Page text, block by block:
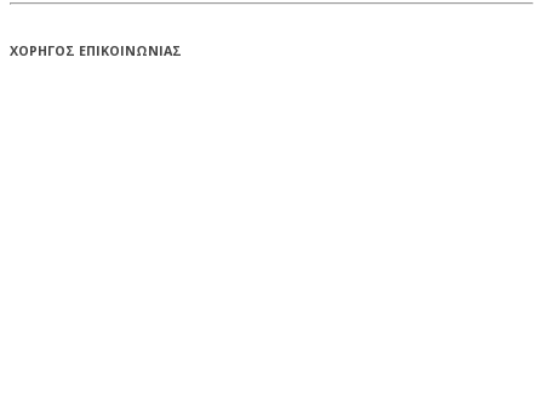
ΧΟΡΗΓΟΣ ΕΠΙΚΟΙΝΩΝΙΑΣ